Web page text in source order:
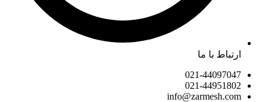
ارتباط با ما
021-44097047
021-44951802
info@zarmesh.com